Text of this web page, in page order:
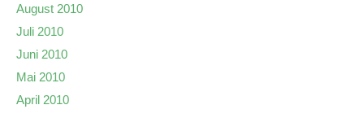
August 2010
Juli 2010
Juni 2010
Mai 2010
April 2010